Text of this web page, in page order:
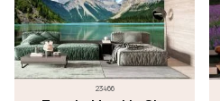
23466